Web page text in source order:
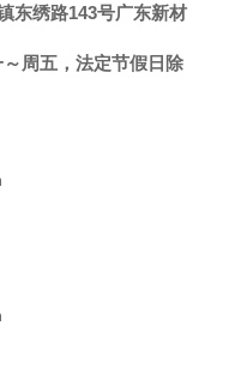
东绣路143号广东新材
周五，法定节假日除